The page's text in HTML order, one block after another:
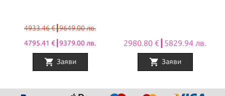
4933.46 €┃9649.00 лв.
4795.41 €┃9379.00 лв.
shopping_cart Заяви
2980.80 €┃5829.94 лв.
shopping_cart Заяви